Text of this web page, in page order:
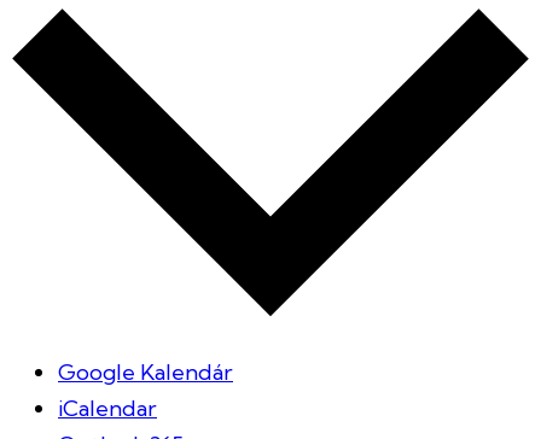
Google Kalendár
iCalendar